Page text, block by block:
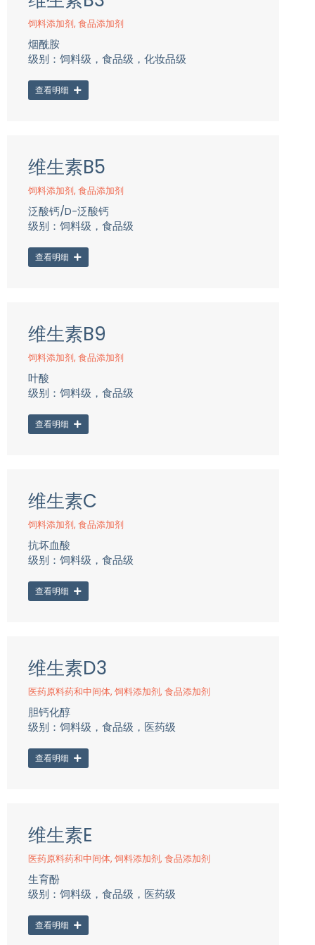
饲料添加剂, 食品添加剂
烟酰胺
级别：饲料级，食品级，化妆品级
查看明细
维生素B5
饲料添加剂, 食品添加剂
泛酸钙/D-泛酸钙
级别：饲料级，食品级
查看明细
维生素B9
饲料添加剂, 食品添加剂
叶酸
级别：饲料级，食品级
查看明细
维生素C
饲料添加剂, 食品添加剂
抗坏血酸
级别：饲料级，食品级
查看明细
维生素D3
医药原料药和中间体, 饲料添加剂, 食品添加剂
胆钙化醇
级别：饲料级，食品级，医药级
查看明细
维生素E
医药原料药和中间体, 饲料添加剂, 食品添加剂
生育酚
级别：饲料级，食品级，医药级
查看明细